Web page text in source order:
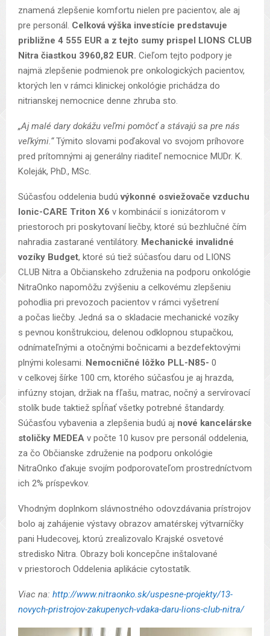
znamená zlepšenie komfortu nielen pre pacientov, ale aj
pre personál. Celková výška investície predstavuje
približne 4 555 EUR a z tejto sumy prispel LIONS CLUB
Nitra čiastkou 3960,82 EUR. Cieľom tejto podpory je
najmä zlepšenie podmienok pre onkologických pacientov,
ktorých len v rámci klinickej onkológie prichádza do
nitrianskej nemocnice denne zhruba sto.
„Aj malé dary dokážu veľmi pomôcť a stávajú sa pre nás
veľkými.“Týmito slovami poďakoval vo svojom príhovore
pred prítomnými aj generálny riaditeľ nemocnice MUDr. K.
Koleják, PhD., MSc.
Súčasťou oddelenia budúvýkonné osviežovače vzduchu
Ionic-CARE Triton X6 v kombinácií s ionizátorom v
priestoroch pri poskytovaní liečby, ktoré sú bezhlučné čím
nahradia zastarané ventilátory. Mechanické invalidné
vozíky Budget, ktoré sú tiež súčasťou daru od LIONS
CLUB Nitra a Občianskeho združenia na podporu onkológie
NitraOnko napomôžu zvýšeniu a celkovému zlepšeniu
pohodlia pri prevozoch pacientov v rámci vyšetrení
a počas liečby. Jedná sa o skladacie mechanické vozíky
s pevnou konštrukciou, delenou odklopnou stupačkou,
odnímateľnými a otočnými bočnicami a bezdefektovými
plnými kolesami. Nemocničné lôžko PLL-N85- 0
v celkovej šírke 100 cm, ktorého súčasťou je aj hrazda,
infúzny stojan, držiak na fľašu, matrac, nočný a servírovací
stolík bude taktiež spĺňať všetky potrebné štandardy.
Súčasťou vybavenia a zlepšenia budú aj nové kancelárske
stoličky MEDEA v počte 10 kusov pre personál oddelenia,
za čo Občianske združenie na podporu onkológie
NitraOnko ďakuje svojím podporovateľom prostredníctvom
ich 2% príspevkov.
Vhodným doplnkom slávnostného odovzdávania prístrojov
bolo aj zahájenie výstavy obrazov amatérskej výtvarníčky
pani Hudecovej, ktorú zrealizovalo Krajské osvetové
stredisko Nitra. Obrazy boli koncepčne inštalované
v priestoroch Oddelenia aplikácie cytostatík.
Viac na: http://www.nitraonko.sk/uspesne-projekty/13-
novych-pristrojov-zakupenych-vdaka-daru-lions-club-nitra/